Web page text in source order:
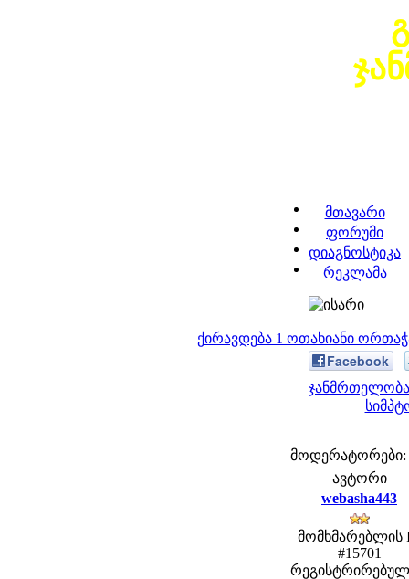
მთავარი
ფორუმი
დიაგნოსტიკა
რეკლამა
ქირავდება 1 ოთახიანი
Facebook
მოდერატორები:
ავტორი
webasha443
მომხმარებლის
#15701